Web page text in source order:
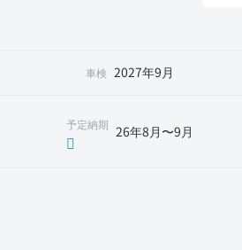
車検 2027年9月
予定納期 26年8月〜9月